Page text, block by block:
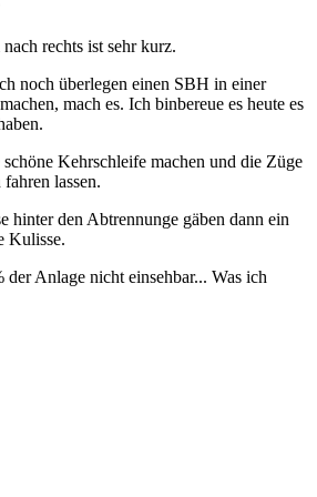
rechts ist sehr kurz.
noch überlegen einen SBH in einer
mach es. Ich binbereue es heute es
Kehrschleife machen und die Züge
lassen.
hinter den Abtrennunge gäben dann ein
Kulisse.
der Anlage nicht einsehbar... Was ich